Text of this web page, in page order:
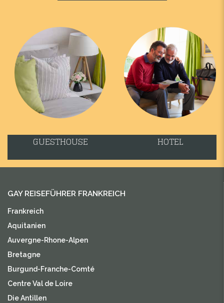
GUESTHOUSE HOTEL
GAY REISEFÜHRER FRANKREICH
Frankreich
Aquitanien
Auvergne-Rhone-Alpen
Bretagne
Burgund-Franche-Comté
Centre Val de Loire
Die Antillen